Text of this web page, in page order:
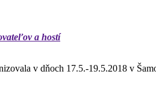
a hostí
v dňoch 17.5.-19.5.2018 v